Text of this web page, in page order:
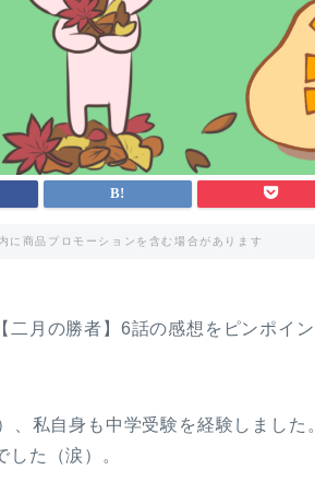
に商品プロモーションを含む場合があります
二月の勝者】6話の感想をピンポイ
、私自身も中学受験を経験しました
た（涙）。